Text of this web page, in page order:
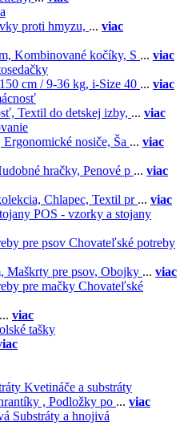
proti hmyzu, ... viac
Kombinované kočíky, S ... viac
cm / 9-36 kg, i-Size 40 ... viac
Textil do detskej izby, ... viac
Ergonomické nosiče, Ša ... viac
hračky, Penové p ... viac
Chlapec, Textil pr ... viac
POS - vzorky a stojany
Chovateľské potreby
Maškrty pre psov, Obojky ... viac
Chovateľské
... viac
tašky
Kvetináče a substráty
, Podložky po ... viac
Substráty a hnojivá